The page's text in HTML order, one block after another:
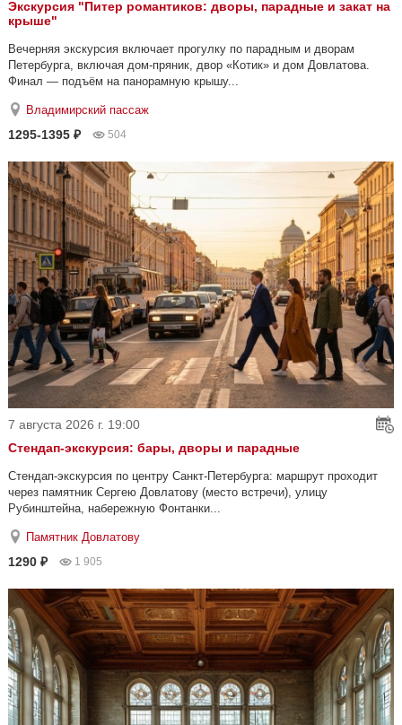
Экскурсия "Питер романтиков: дворы, парадные и закат на
крыше"
Вечерняя экскурсия включает прогулку по парадным и дворам
Петербурга, включая дом-пряник, двор «Котик» и дом Довлатова.
Финал — подъём на панорамную крышу...
Владимирский пассаж
1295-1395 ₽ 504
7 августа 2026 г. 19:00
Стендап-экскурсия: бары, дворы и парадные
Стендап-экскурсия по центру Санкт-Петербурга: маршрут проходит
через памятник Сергею Довлатову (место встречи), улицу
Рубинштейна, набережную Фонтанки...
Памятник Довлатову
1290 ₽ 1 905